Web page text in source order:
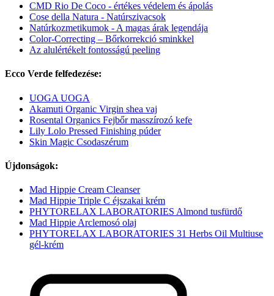
CMD Rio De Coco - értékes védelem és ápolás
Cose della Natura - Natúrszivacsok
Natúrkozmetikumok - A magas árak legendája
Color-Correcting – Bőrkorrekció sminkkel
Az alulértékelt fontosságú peeling
Ecco Verde felfedezése:
UOGA UOGA
Akamuti Organic Virgin shea vaj
Rosental Organics Fejbőr masszírozó kefe
Lily Lolo Pressed Finishing púder
Skin Magic Csodaszérum
Újdonságok:
Mad Hippie Cream Cleanser
Mad Hippie Triple C éjszakai krém
PHYTORELAX LABORATORIES Almond tusfürdő
Mad Hippie Arclemosó olaj
PHYTORELAX LABORATORIES 31 Herbs Oil Multiuse
gél-krém